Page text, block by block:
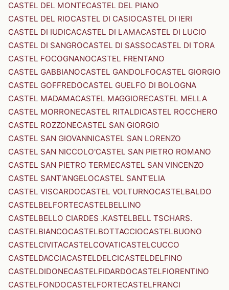
CASTEL DEL MONTECASTEL DEL PIANO
CASTEL DEL RIOCASTEL DI CASIOCASTEL DI IERI
CASTEL DI IUDICACASTEL DI LAMACASTEL DI LUCIO
CASTEL DI SANGROCASTEL DI SASSOCASTEL DI TORA
CASTEL FOCOGNANOCASTEL FRENTANO
CASTEL GABBIANOCASTEL GANDOLFOCASTEL GIORGIO
CASTEL GOFFREDOCASTEL GUELFO DI BOLOGNA
CASTEL MADAMACASTEL MAGGIORECASTEL MELLA
CASTEL MORRONECASTEL RITALDICASTEL ROCCHERO
CASTEL ROZZONECASTEL SAN GIORGIO
CASTEL SAN GIOVANNICASTEL SAN LORENZO
CASTEL SAN NICCOLO'CASTEL SAN PIETRO ROMANO
CASTEL SAN PIETRO TERMECASTEL SAN VINCENZO
CASTEL SANT'ANGELOCASTEL SANT'ELIA
CASTEL VISCARDOCASTEL VOLTURNOCASTELBALDO
CASTELBELFORTECASTELBELLINO
CASTELBELLO CIARDES .KASTELBELL TSCHARS.
CASTELBIANCOCASTELBOTTACCIOCASTELBUONO
CASTELCIVITACASTELCOVATICASTELCUCCO
CASTELDACCIACASTELDELCICASTELDELFINO
CASTELDIDONECASTELFIDARDOCASTELFIORENTINO
CASTELFONDOCASTELFORTECASTELFRANCI